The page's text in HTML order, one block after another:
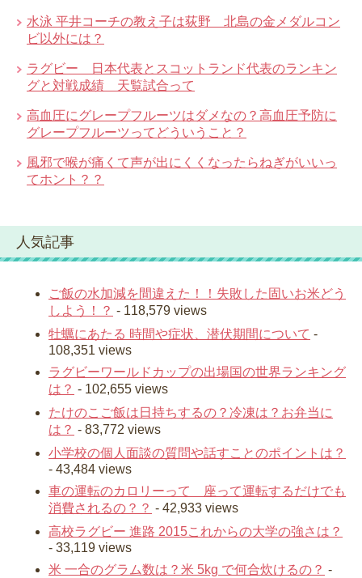
水泳 平井コーチの教え子は荻野 北島の金メダルコン
ビ以外には？
ラグビー 日本代表とスコットランド代表のランキン
グと対戦成績 天覧試合って
高血圧にグレープフルーツはダメなの？高血圧予防に
グレープフルーツってどういうこと？
風邪で喉が痛くて声が出にくくなったらねぎがいいっ
てホント？？
人気記事
ご飯の水加減を間違えた！！失敗した固いお米どう
しよう！？ - 118,579 views
牡蠣にあたる 時間や症状、潜伏期間について -
108,351 views
ラグビーワールドカップの出場国の世界ランキング
は？ - 102,655 views
たけのこご飯は日持ちするの？冷凍は？お弁当に
は？ - 83,772 views
小学校の個人面談の質問や話すことのポイントは？
- 43,484 views
車の運転のカロリーって 座って運転するだけでも
消費されるの？？ - 42,933 views
高校ラグビー 進路 2015これからの大学の強さは？
- 33,119 views
米 一合のグラム数は？米 5kg で何合炊けるの？ -